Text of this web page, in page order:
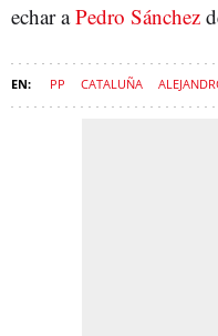
echar aPedro Sánchez
PP CATALUÑA